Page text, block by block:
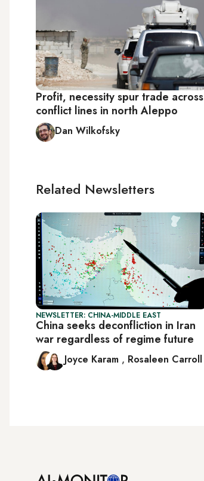
Profit, necessity spur trade across
conflict lines in north Aleppo
Dan Wilkofsky
Related Newsletters
NEWSLETTER: CHINA-MIDDLE EAST
China seeks deconfliction in Iran
war regardless of regime future
Joyce Karam , Rosaleen Carroll